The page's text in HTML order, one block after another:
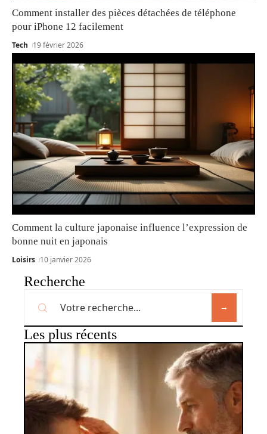
Comment installer des pièces détachées de téléphone
pour iPhone 12 facilement
Tech 19 février 2026
Comment la culture japonaise influence l’expression de
bonne nuit en japonais
Loisirs 10 janvier 2026
Recherche
Les plus récents